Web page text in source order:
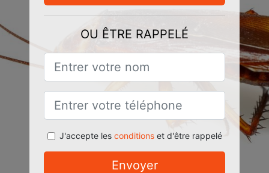
OU ÊTRE RAPPELÉ
J'accepte les conditionset d'être rappelé
Envoyer